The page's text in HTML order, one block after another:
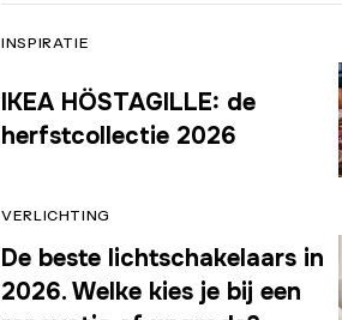
INSPIRATIE
IKEA HÖSTAGILLE: de
herfstcollectie 2026
VERLICHTING
De beste lichtschakelaars in
2026. Welke kies je bij een